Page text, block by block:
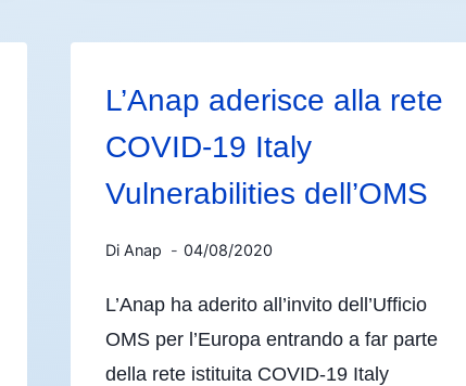
L’Anap aderisce alla rete
COVID-19 Italy
Vulnerabilities dell’OMS
Di Anap 04/08/2020
L’Anap ha aderito all’invito dell’Ufficio
OMS per l’Europa entrando a far parte
della rete istituita COVID-19 Italy